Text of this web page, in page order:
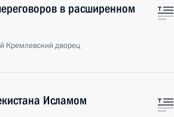
в расширенном
Кремлевский дворец
Исламом